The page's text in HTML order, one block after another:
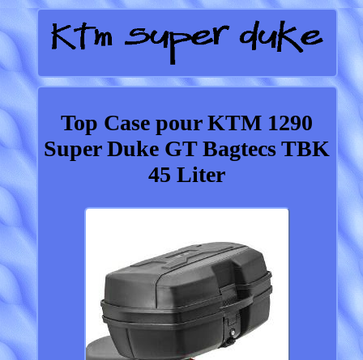
Top Case pour KTM 1290
Super Duke GT Bagtecs TBK
45 Liter